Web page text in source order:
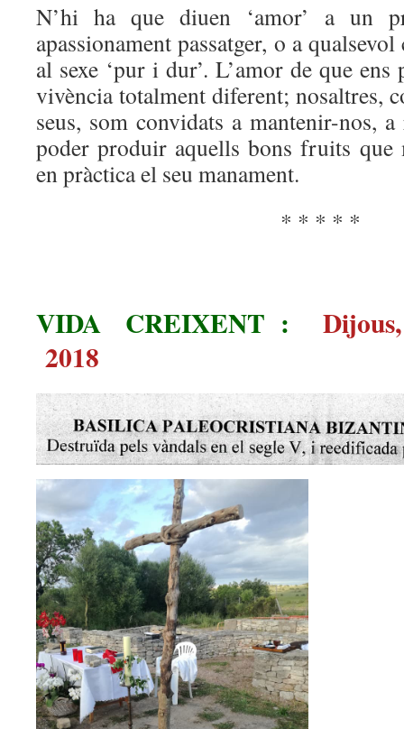
N’hi ha que diuen ‘amor’ a un
apassionament passatger, o a
al sexe ‘pur i dur’. L’amor de que ens
vivència totalment diferent; nosaltres,
seus, som convidats a mantenir-nos,
poder produir aquells bons fruits que
en pràctica el seu manament.
* * * * *
VIDA CREIXENT :
2018